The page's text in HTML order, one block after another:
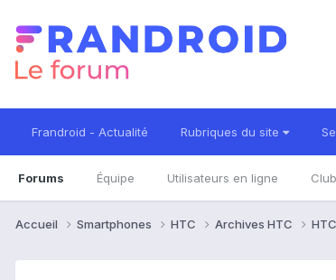
Frandroid - Actualité Rubriques du site
Forums Équipe Utilisateurs en ligne
Accueil Smartphones HTC Archives HTC